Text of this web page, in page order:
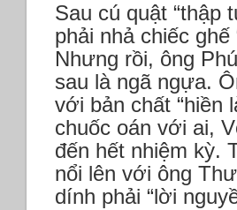
Sau cú quật “thập
phải nhả chiếc ghế
Nhưng rồi, ông
sau là ngã ngựa.
với bản chất “hiền
chuốc oán với ai,
đến hết nhiệm kỳ.
nổi lên với ông
dính phải “lời